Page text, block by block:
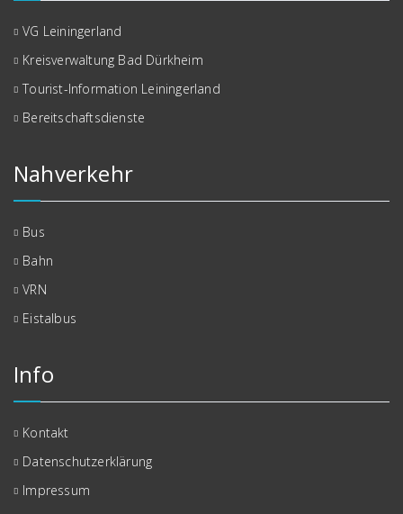
VG Leiningerland
Kreisverwaltung Bad Dürkheim
Tourist-Information Leiningerland
Bereitschaftsdienste
Nahverkehr
Bus
Bahn
VRN
Eistalbus
Info
Kontakt
Datenschutzerklärung
Impressum